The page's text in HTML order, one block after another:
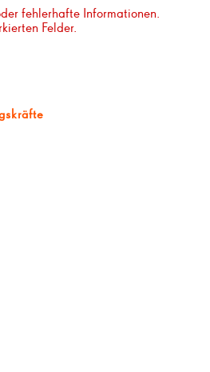
fehlerhafte Informationen.
Felder.